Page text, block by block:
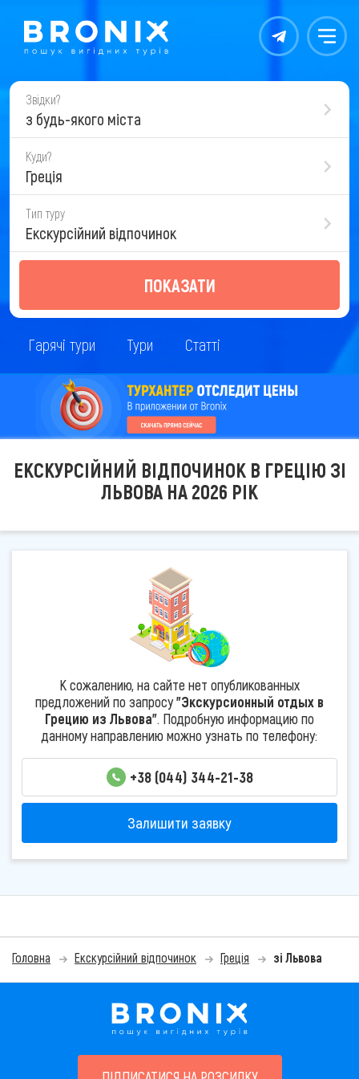
Контакты Меню
Звідки?
з будь-якого міста
Куди?
Греція
Тип туру
Екскурсійний відпочинок
ПОКАЗАТИ
Гарячі тури Тури Статті
ЕКСКУРСІЙНИЙ ВІДПОЧИНОК В ГРЕЦІЮ ЗІ
ЛЬВОВА НА 2026 РІК
К сожалению, на сайте нет опубликованных
предложений по запросу"Экскурсионный отдых в
Грецию из Львова". Подробную информацию по
данному направлению можно узнать по телефону:
+38 (044) 344-21-38
Залишити заявку
Головна Екскурсійний відпочинок Греція зі Львова